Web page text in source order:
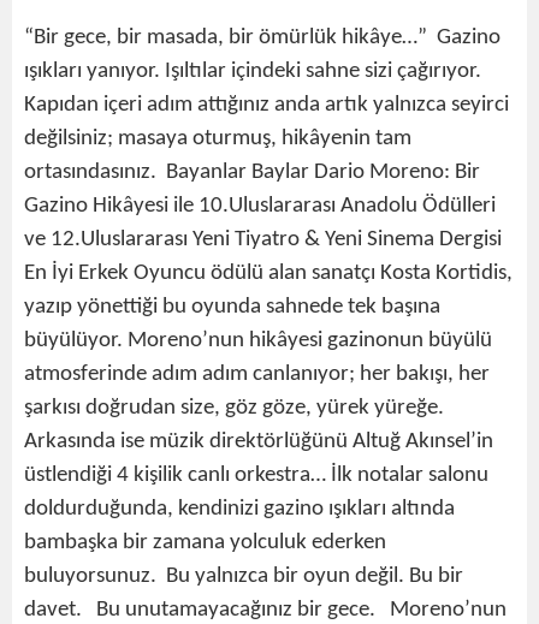
“Bir gece, bir masada, bir ömürlük hikâye…” Gazino
ışıkları yanıyor. Işıltılar içindeki sahne sizi çağırıyor.
Kapıdan içeri adım attığınız anda artık yalnızca seyirci
değilsiniz; masaya oturmuş, hikâyenin tam
ortasındasınız. Bayanlar Baylar Dario Moreno: Bir
Gazino Hikâyesi ile 10.Uluslararası Anadolu Ödülleri
ve 12.Uluslararası Yeni Tiyatro & Yeni Sinema Dergisi
En İyi Erkek Oyuncu ödülü alan sanatçı Kosta Kortidis,
yazıp yönettiği bu oyunda sahnede tek başına
büyülüyor. Moreno’nun hikâyesi gazinonun büyülü
atmosferinde adım adım canlanıyor; her bakışı, her
şarkısı doğrudan size, göz göze, yürek yüreğe.
Arkasında ise müzik direktörlüğünü Altuğ Akınsel’in
üstlendiği 4 kişilik canlı orkestra… İlk notalar salonu
doldurduğunda, kendinizi gazino ışıkları altında
bambaşka bir zamana yolculuk ederken
buluyorsunuz. Bu yalnızca bir oyun değil. Bu bir
davet. Bu unutamayacağınız bir gece. Moreno’nun